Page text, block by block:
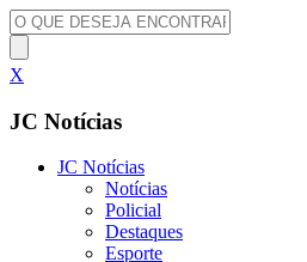
X
JC Notícias
JC Notícias
Notícias
Policial
Destaques
Esporte